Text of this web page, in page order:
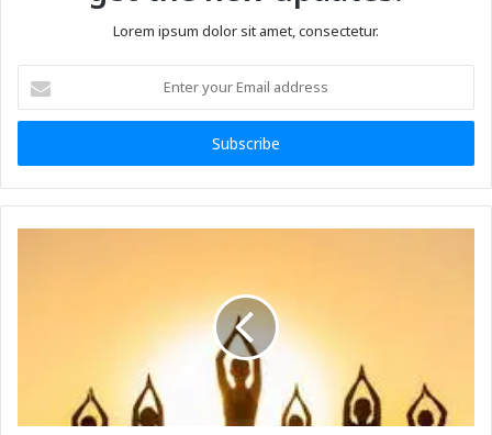
Lorem ipsum dolor sit amet, consectetur.
your
Email